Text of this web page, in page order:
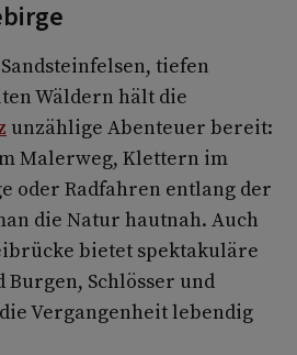
tiefen
Wäldern hält die
unzählige Abenteuer bereit:
Malerweg, Klettern im
oder Radfahren entlang der
die Natur hautnah. Auch
bietet spektakuläre
Schlösser und
Vergangenheit lebendig